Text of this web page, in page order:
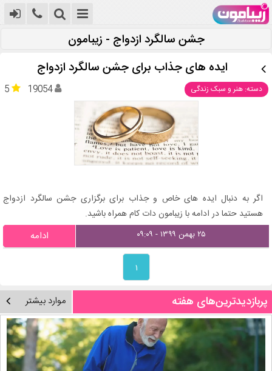
جشن سالگرد ازدواج - زیبامون
ایده های جذاب برای جشن سالگرد ازدواج
دسته: هنر و سبک زندگی 5 19054
اگر به دنبال ایده های خاص و جذاب برای برگزاری جشن سالگرد ازدواج
هستید حتما در ادامه با زیبامون دات کام همراه باشید.
۲۵ بهمن ۱۳۹۹ - ۰۹:۰۹ ادامه
۱
پربازدیدترین‌های هفته موارد بیشتر